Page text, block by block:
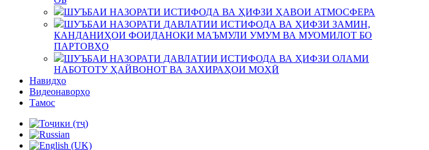
ШУЪБАИ НАЗОРАТИ ИСТИФОДА ВА ҲИФЗИ ҲАВОИ АТМОСФЕРА
ШУЪБАИ НАЗОРАТИ ДАВЛАТИИ ИСТИФОДА ВА ҲИФЗИ ЗАМИН,
КАНДАНИҲОИ ФОИДАНОКИ МАЪМУЛИ УМУМ ВА МУОМИЛОТ БО
ПАРТОВҲО
ШУЪБАИ НАЗОРАТИ ДАВЛАТИИ ИСТИФОДА ВА ҲИФЗИ ОЛАМИ
НАБОТОТУ ҲАЙВОНОТ ВА ЗАХИРАҲОИ МОҲӢ
Навидҳо
Видеонаворҳо
Тамос